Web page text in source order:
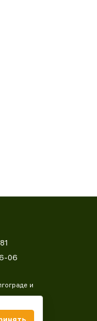
06
и